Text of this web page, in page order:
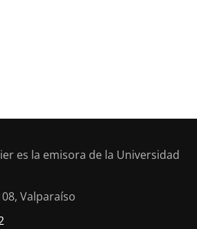
es la emisora de la Universidad
Valparaíso